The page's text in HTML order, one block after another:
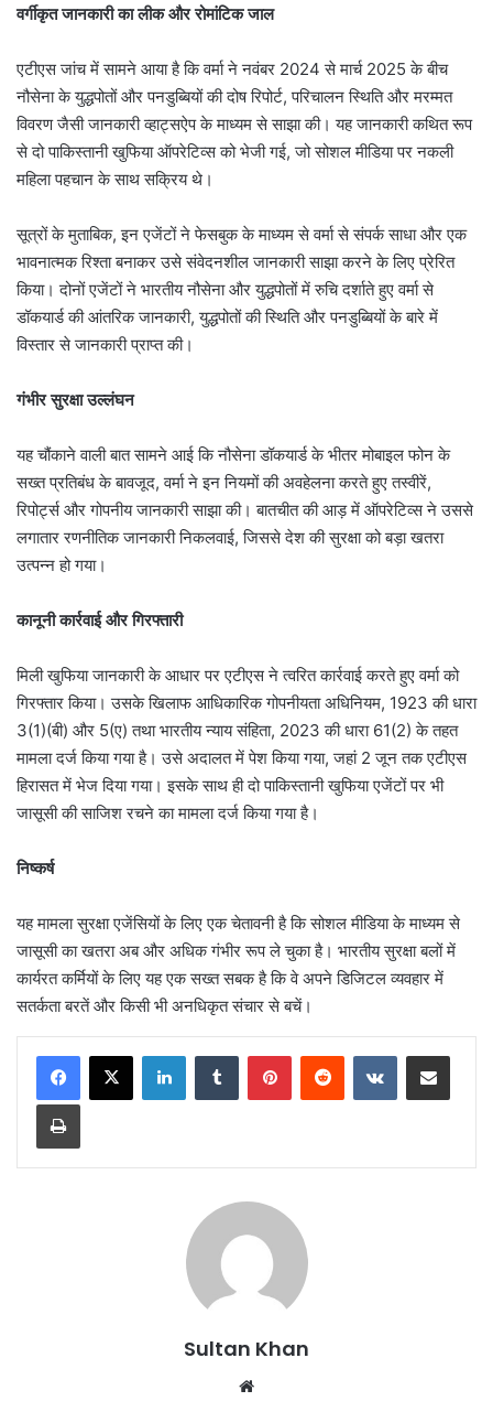
वर्गीकृत जानकारी का लीक और रोमांटिक जाल
एटीएस जांच में सामने आया है कि वर्मा ने नवंबर 2024 से मार्च 2025 के बीच
नौसेना के युद्धपोतों और पनडुब्बियों की दोष रिपोर्ट, परिचालन स्थिति और मरम्मत
विवरण जैसी जानकारी व्हाट्सऐप के माध्यम से साझा की। यह जानकारी कथित रूप
से दो पाकिस्तानी खुफिया ऑपरेटिव्स को भेजी गई, जो सोशल मीडिया पर नकली
महिला पहचान के साथ सक्रिय थे।
सूत्रों के मुताबिक, इन एजेंटों ने फेसबुक के माध्यम से वर्मा से संपर्क साधा और एक
भावनात्मक रिश्ता बनाकर उसे संवेदनशील जानकारी साझा करने के लिए प्रेरित
किया। दोनों एजेंटों ने भारतीय नौसेना और युद्धपोतों में रुचि दर्शाते हुए वर्मा से
डॉकयार्ड की आंतरिक जानकारी, युद्धपोतों की स्थिति और पनडुब्बियों के बारे में
विस्तार से जानकारी प्राप्त की।
गंभीर सुरक्षा उल्लंघन
यह चौंकाने वाली बात सामने आई कि नौसेना डॉकयार्ड के भीतर मोबाइल फोन के
सख्त प्रतिबंध के बावजूद, वर्मा ने इन नियमों की अवहेलना करते हुए तस्वीरें,
रिपोर्ट्स और गोपनीय जानकारी साझा की। बातचीत की आड़ में ऑपरेटिव्स ने उससे
लगातार रणनीतिक जानकारी निकलवाई, जिससे देश की सुरक्षा को बड़ा खतरा
उत्पन्न हो गया।
कानूनी कार्रवाई और गिरफ्तारी
मिली खुफिया जानकारी के आधार पर एटीएस ने त्वरित कार्रवाई करते हुए वर्मा को
गिरफ्तार किया। उसके खिलाफ आधिकारिक गोपनीयता अधिनियम, 1923 की धारा
3(1)(बी) और 5(ए) तथा भारतीय न्याय संहिता, 2023 की धारा 61(2) के तहत
मामला दर्ज किया गया है। उसे अदालत में पेश किया गया, जहां 2 जून तक एटीएस
हिरासत में भेज दिया गया। इसके साथ ही दो पाकिस्तानी खुफिया एजेंटों पर भी
जासूसी की साजिश रचने का मामला दर्ज किया गया है।
निष्कर्ष
यह मामला सुरक्षा एजेंसियों के लिए एक चेतावनी है कि सोशल मीडिया के माध्यम से
जासूसी का खतरा अब और अधिक गंभीर रूप ले चुका है। भारतीय सुरक्षा बलों में
कार्यरत कर्मियों के लिए यह एक सख्त सबक है कि वे अपने डिजिटल व्यवहार में
सतर्कता बरतें और किसी भी अनधिकृत संचार से बचें।
Sultan Khan